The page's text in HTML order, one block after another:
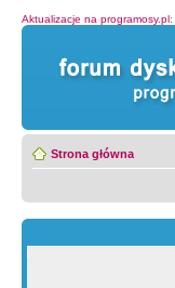
Aktualizacje na programosy.pl:
Strona główna